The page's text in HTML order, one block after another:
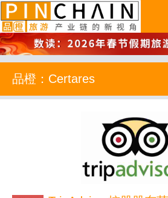
品橙旅游
品橙：Certares